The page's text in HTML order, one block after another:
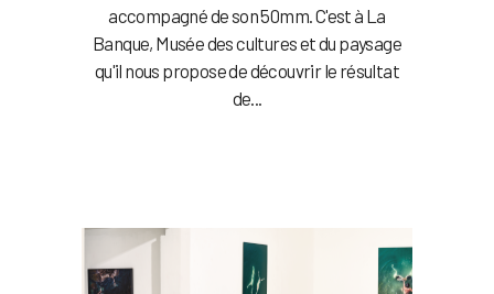
accompagné de son 50mm. C'est à La
Banque, Musée des cultures et du paysage
qu'il nous propose de découvrir le résultat
de...